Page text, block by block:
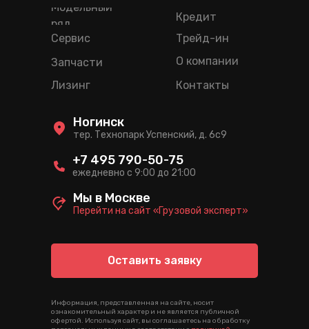
Лизинг
Кредит
Трейд-ин
Модельный
ряд
Сервис
Запчасти
О компании
Контакты
Оставить заявку
Информация, представленная на сайте, носит
ознакомительный характер и не является публичной
офертой. Используя сайт, вы соглашаетесь на обработку
тер. Технопарк Успенский, д. 6c9
Ногинск
ежедневно с 9:00 до 21:00
+7 495 790-50-75
Перейти на сайт «Грузовой эксперт»
Мы в Москве